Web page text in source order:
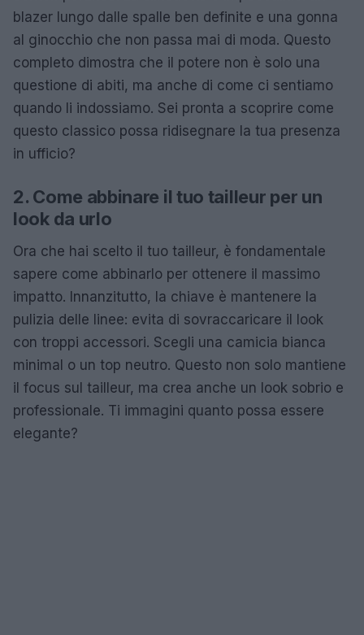
blazer lungo dalle spalle ben definite e una gonna
al ginocchio che non passa mai di moda. Questo
completo dimostra che il potere non è solo una
questione di abiti, ma anche di come ci sentiamo
quando li indossiamo. Sei pronta a scoprire come
questo classico possa ridisegnare la tua presenza
in ufficio?
2. Come abbinare il tuo tailleur per un
look da urlo
Ora che hai scelto il tuo tailleur, è fondamentale
sapere come abbinarlo per ottenere il massimo
impatto. Innanzitutto, la chiave è mantenere la
pulizia delle linee: evita di sovraccaricare il look
con troppi accessori. Scegli una camicia bianca
minimal o un top neutro. Questo non solo mantiene
il focus sul tailleur, ma crea anche un look sobrio e
professionale. Ti immagini quanto possa essere
elegante?